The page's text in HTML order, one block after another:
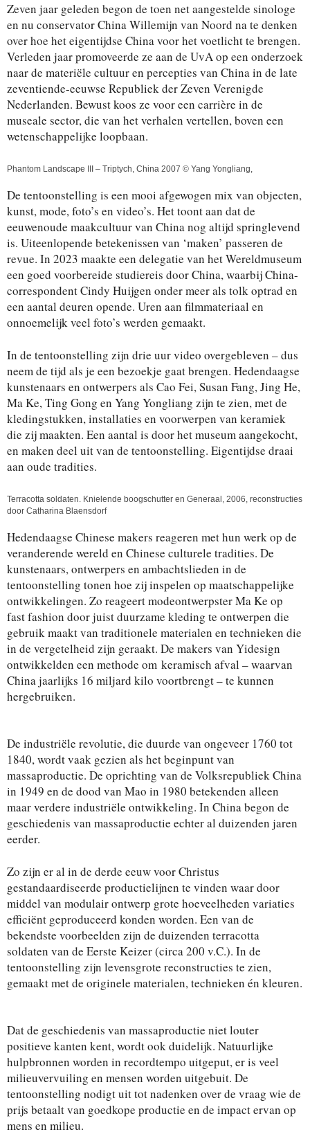
Zeven jaar geleden begon de toen net aangestelde sinologe
en nu conservator China Willemijn van Noord na te denken
over hoe het eigentijdse China voor het voetlicht te brengen.
Verleden jaar promoveerde ze aan de UvA op een onderzoek
naar de materiële cultuur en percepties van China in de late
zeventiende-eeuwse Republiek der Zeven Verenigde
Nederlanden. Bewust koos ze voor een carrière in de
museale sector, die van het verhalen vertellen, boven een
wetenschappelijke loopbaan.
Phantom Landscape III – Triptych, China 2007 © Yang Yongliang,
De tentoonstelling is een mooi afgewogen mix van objecten,
kunst, mode, foto’s en video’s. Het toont aan dat de
eeuwenoude maakcultuur van China nog altijd springlevend
is. Uiteenlopende betekenissen van ‘maken’ passeren de
revue. In 2023 maakte een delegatie van het Wereldmuseum
een goed voorbereide studiereis door China, waarbij China-
correspondent Cindy Huijgen onder meer als tolk optrad en
een aantal deuren opende. Uren aan filmmateriaal en
onnoemelijk veel foto’s werden gemaakt.
In de tentoonstelling zijn drie uur video overgebleven – dus
neem de tijd als je een bezoekje gaat brengen. Hedendaagse
kunstenaars en ontwerpers als Cao Fei, Susan Fang, Jing He,
Ma Ke, Ting Gong en Yang Yongliang zijn te zien, met de
kledingstukken, installaties en voorwerpen van keramiek
die zij maakten. Een aantal is door het museum aangekocht,
en maken deel uit van de tentoonstelling. Eigentijdse draai
aan oude tradities.
Terracotta soldaten. Knielende boogschutter en Generaal, 2006, reconstructies
door Catharina Blaensdorf
Hedendaagse Chinese makers reageren met hun werk op de
veranderende wereld en Chinese culturele tradities. De
kunstenaars, ontwerpers en ambachtslieden in de
tentoonstelling tonen hoe zij inspelen op maatschappelijke
ontwikkelingen. Zo reageert modeontwerpster Ma Ke op
fast fashion door juist duurzame kleding te ontwerpen die
gebruik maakt van traditionele materialen en technieken die
in de vergetelheid zijn geraakt. De makers van Yidesign
ontwikkelden een methode om keramisch afval – waarvan
China jaarlijks 16 miljard kilo voortbrengt – te kunnen
hergebruiken.
De industriële revolutie, die duurde van ongeveer 1760 tot
1840, wordt vaak gezien als het beginpunt van
massaproductie. De oprichting van de Volksrepubliek China
in 1949 en de dood van Mao in 1980 betekenden alleen
maar verdere industriële ontwikkeling. In China begon de
geschiedenis van massaproductie echter al duizenden jaren
eerder.
Zo zijn er al in de derde eeuw voor Christus
gestandaardiseerde productielijnen te vinden waar door
middel van modulair ontwerp grote hoeveelheden variaties
efficiënt geproduceerd konden worden. Een van de
bekendste voorbeelden zijn de duizenden terracotta
soldaten van de Eerste Keizer (circa 200 v.C.). In de
tentoonstelling zijn levensgrote reconstructies te zien,
gemaakt met de originele materialen, technieken én kleuren.
Dat de geschiedenis van massaproductie niet louter
positieve kanten kent, wordt ook duidelijk. Natuurlijke
hulpbronnen worden in recordtempo uitgeput, er is veel
milieuvervuiling en mensen worden uitgebuit. De
tentoonstelling nodigt uit tot nadenken over de vraag wie de
prijs betaalt van goedkope productie en de impact ervan op
mens en milieu.